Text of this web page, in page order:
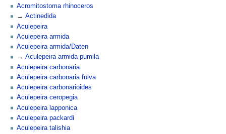
Acromitostoma rhinoceros
Actinedida
Aculepeira
Aculepeira armida
Aculepeira armida/Daten
Aculepeira armida pumila
Aculepeira carbonaria
Aculepeira carbonaria fulva
Aculepeira carbonarioides
Aculepeira ceropegia
Aculepeira lapponica
Aculepeira packardi
Aculepeira talishia